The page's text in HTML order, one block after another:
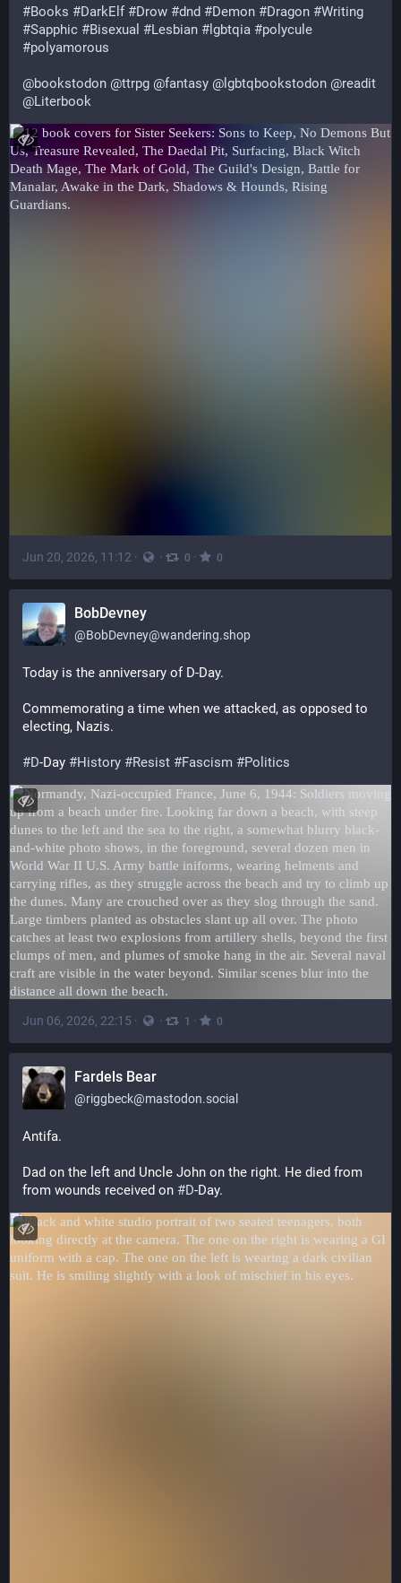
#Books #DarkElf #Drow #dnd #Demon #Dragon #Writing
#Sapphic #Bisexual #Lesbian # lgbtqia #polycule
#polyamorous
@bookstodon @ttrpg @fantasy @ lgbtqbookstodon @readit
@Literbook
Jun 20, 2026, 11:12 · · 0 · 0
BobDevney
@BobDevney@wandering.shop
Today is the anniversary of D-Day.
Commemorating a time when we attacked, as opposed to
electing, Nazis.
#D-Day #History #Resist #Fascism #Politics
Jun 06, 2026, 22:15 · · 1 · 0
Fardels Bear
@riggbeck@mastodon.social
Antifa.
Dad on the left and Uncle John on the right. He died from
from wounds received on #D-Day.